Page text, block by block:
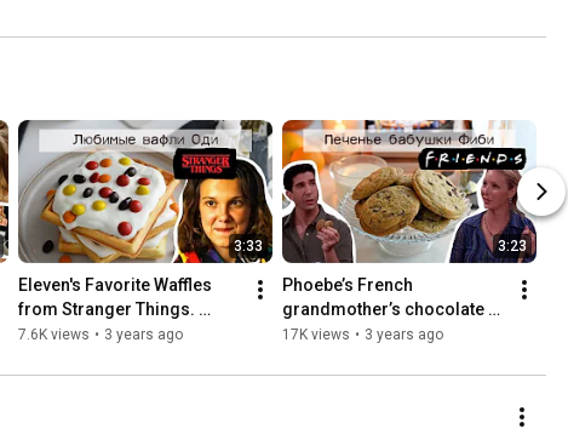
3:33
Eleven's Favorite Waffles
from Stranger Things.
Homemade Eggo Waffles
7.6K views • 3 years ago
3:23
Phoebe’s French
grandmother’s chocolate
chip cookies from the TV
17K views • 3 years ago